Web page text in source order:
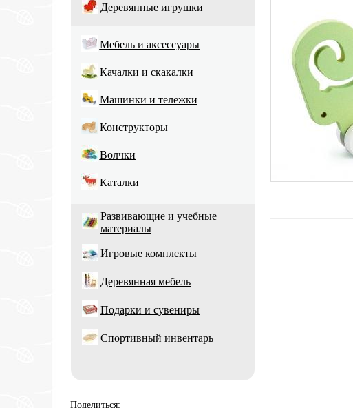
Деревянные игрушки
Мебель и аксессуары
Качалки и скакалки
Машинки и тележки
Конструкторы
Волчки
Каталки
Развивающие и учебные
материалы
Игровые комплекты
Деревянная мебель
Подарки и сувениры
Спортивный инвентарь
Поделиться: